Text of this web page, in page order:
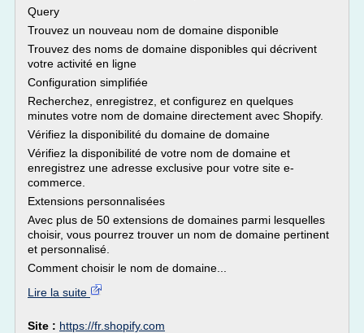
Query
Trouvez un nouveau nom de domaine disponible
Trouvez des noms de domaine disponibles qui décrivent
votre activité en ligne
Configuration simplifiée
Recherchez, enregistrez, et configurez en quelques
minutes votre nom de domaine directement avec Shopify.
Vérifiez la disponibilité du domaine de domaine
Vérifiez la disponibilité de votre nom de domaine et
enregistrez une adresse exclusive pour votre site e-
commerce.
Extensions personnalisées
Avec plus de 50 extensions de domaines parmi lesquelles
choisir, vous pourrez trouver un nom de domaine pertinent
et personnalisé.
Comment choisir le nom de domaine...
Lire la suite
Site : https://fr.shopify.com